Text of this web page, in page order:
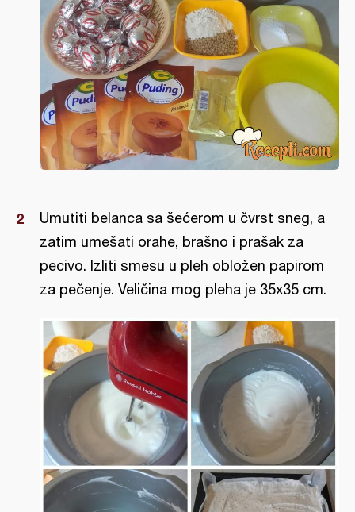
Umutiti belanca sa šećerom u čvrst sneg, a
zatim umešati orahe, brašno i prašak za
pecivo. Izliti smesu u pleh obložen papirom
za pečenje. Veličina mog pleha je 35x35 cm.